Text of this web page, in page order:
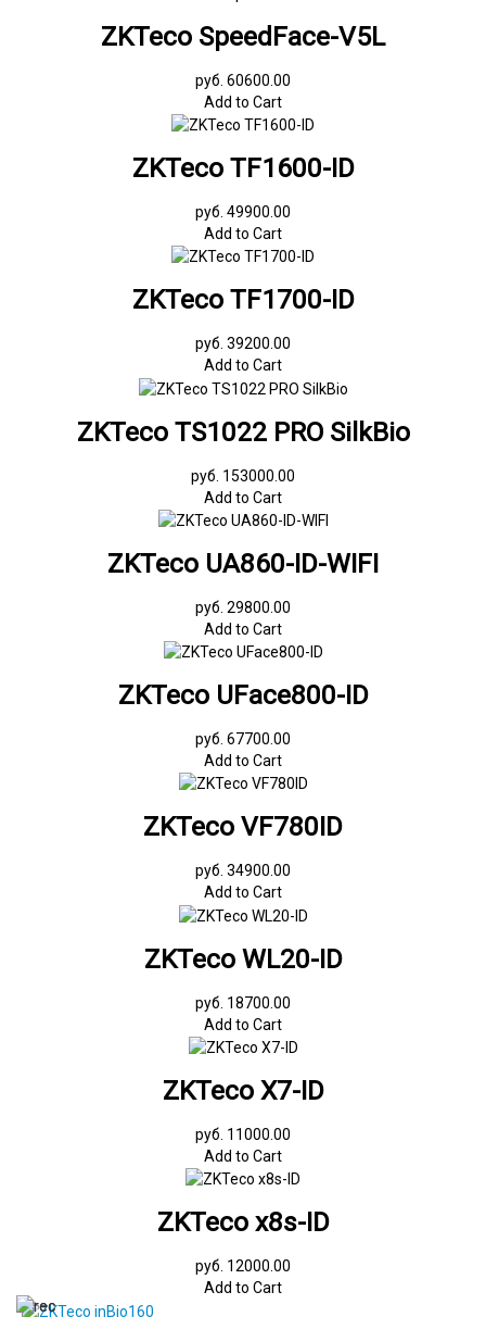
ZKTeco SpeedFace-V5L
руб. 60600.00
Add to Cart
ZKTeco TF1600-ID
руб. 49900.00
Add to Cart
ZKTeco TF1700-ID
руб. 39200.00
Add to Cart
ZKTeco TS1022 PRO SilkBio
руб. 153000.00
Add to Cart
ZKTeco UA860-ID-WIFI
руб. 29800.00
Add to Cart
ZKTeco UFace800-ID
руб. 67700.00
Add to Cart
ZKTeco VF780ID
руб. 34900.00
Add to Cart
ZKTeco WL20-ID
руб. 18700.00
Add to Cart
ZKTeco X7-ID
руб. 11000.00
Add to Cart
ZKTeco x8s-ID
руб. 12000.00
Add to Cart